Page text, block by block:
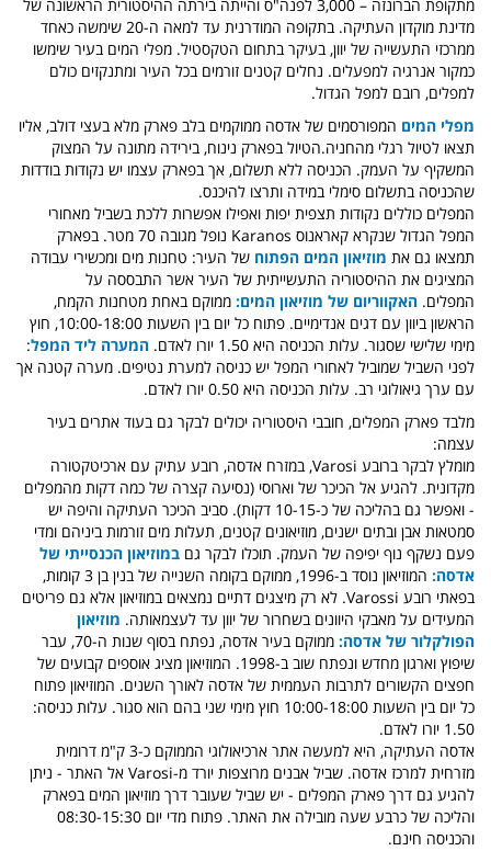
מתקופת הברונזה – 3,000 לפנה"ס והייתה בירתה ההיסטורית הראשונה של
מדינת מוקדון העתיקה. בתקופה המודרנית עד למאה ה-20 שימשה כאחד
ממרכזי התעשייה של יוון, בעיקר בתחום הטקסטיל. מפלי המים בעיר שימשו
כמקור אנרגיה למפעלים. נחלים קטנים זורמים בכל העיר ומתנקזים כולם
למפלים, רובם למפל הגדול.
מפלי המים המפורסמים של אדסה ממוקמים בלב פארק מלא בעצי דולב, אליו
תצאו לטיול רגלי מהחניה.הטיול בפארק נינוח, בירידה מתונה על המצוק
המשקיף על העמק. הכניסה ללא תשלום, אך בפארק עצמו יש נקודות בודדות
שהכניסה בתשלום סימלי במידה ותרצו להיכנס.
המפלים כוללים נקודות תצפית יפות ואפילו אפשרות ללכת בשביל מאחורי
המפל הגדול שנקרא קאראנוס Karanos נופל מגובה 70 מטר. בפארק
תמצאו גם את מוזיאון המים הפתוח של העיר: טחנות מים ומכשירי עבודה
המציגים את ההיסטוריה התעשייתית של העיר אשר התבססה על
המפלים. האקווריום של מוזיאון המים: ממוקם באחת מטחנות הקמח,
הראשון ביוון עם דגים אנדימיים. פתוח כל יום בין השעות 10:00-18:00, חוץ
מימי שלישי שסגור. עלות הכניסה היא 1.50 יורו לאדם.
המערה ליד המפל:
לפני השביל שמוביל לאחורי המפל יש כניסה למערת נטיפים. מערה קטנה אך
עם ערך גיאולוגי רב. עלות הכניסה היא 0.50 יורו לאדם.
מלבד פארק המפלים, חובבי היסטוריה יכולים לבקר גם בעוד אתרים בעיר
עצמה:
מומלץ לבקר ברובע Varosi, במזרח אדסה, רובע עתיק עם ארכיטקטורה
מקדונית. להגיע אל הכיכר של וארוסי (נסיעה קצרה של כמה דקות מהמפלים
- ואפשר גם בהליכה של כ-10-15 דקות). סביב הכיכר העתיקה והיפה יש
סמטאות אבן ובתים ישנים, מוזיאונים קטנים, תעלות מים זורמות ביניהם ומדי
פעם נשקף נוף יפיפה של העמק. תוכלו לבקר גם במוזיאון הכנסייתי של
אדסה:
המוזיאון נוסד ב-1996, ממוקם בקומה השנייה של בנין בן 3 קומות,
בפאתי רובע Varossi. לא רק מיצגים דתיים נמצאים במוזיאון אלא גם פריטים
המעידים על מאבקי היוונים בשחרור של יוון עד לעצמאותה. מוזיאון
הפולקלור של אדסה:
ממוקם בעיר אדסה, נפתח בסוף שנות ה-70, עבר
שיפוץ וארגון מחדש ונפתח שוב ב-1998. המוזיאון מציג אוספים קבועים של
חפצים הקשורים לתרבות העממית של אדסה לאורך השנים. המוזיאון פתוח
כל יום בין השעות 10:00-18:00 חוץ מימי שני בהם הוא סגור. עלות כניסה:
1.50 יורו לאדם.
אדסה העתיקה, היא למעשה אתר ארכיאולוגי הממוקם כ-3 ק"מ דרומית
מזרחית למרכז אדסה. שביל אבנים מרוצפות יורד מ-Varosi אל האתר - ניתן
להגיע גם דרך פארק המפלים - יש שביל שעובר דרך מוזיאון המים בפארק
והליכה של כרבע שעה מובילה את האתר. פתוח מדי יום 08:30-15:30
והכניסה חינם.